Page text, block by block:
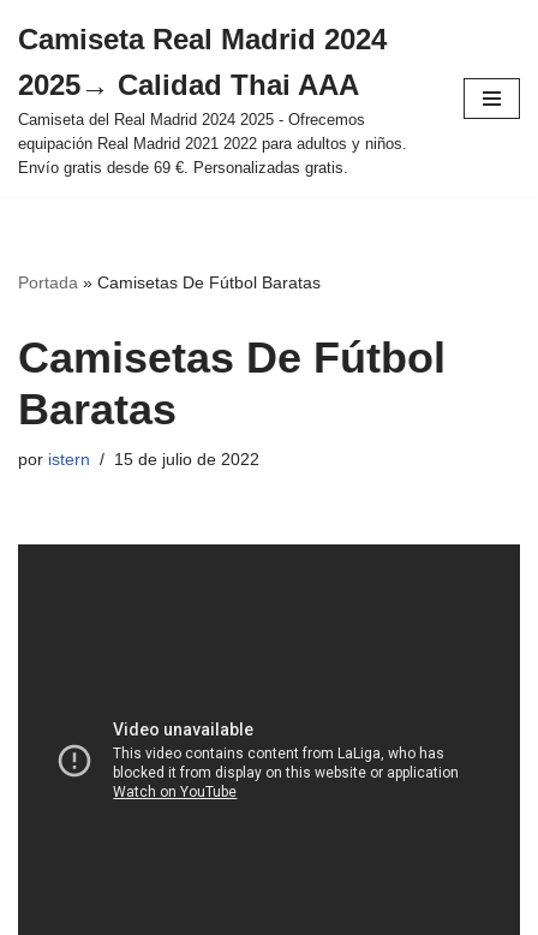
al
contenido
Camiseta Real Madrid 2024
2025→ Calidad Thai AAA
Camiseta del Real Madrid 2024 2025 - Ofrecemos
equipación Real Madrid 2021 2022 para adultos y niños.
Envío gratis desde 69 €. Personalizadas gratis.
Portada » Camisetas De Fútbol Baratas
Camisetas De Fútbol
Baratas
por istern 15 de julio de 2022